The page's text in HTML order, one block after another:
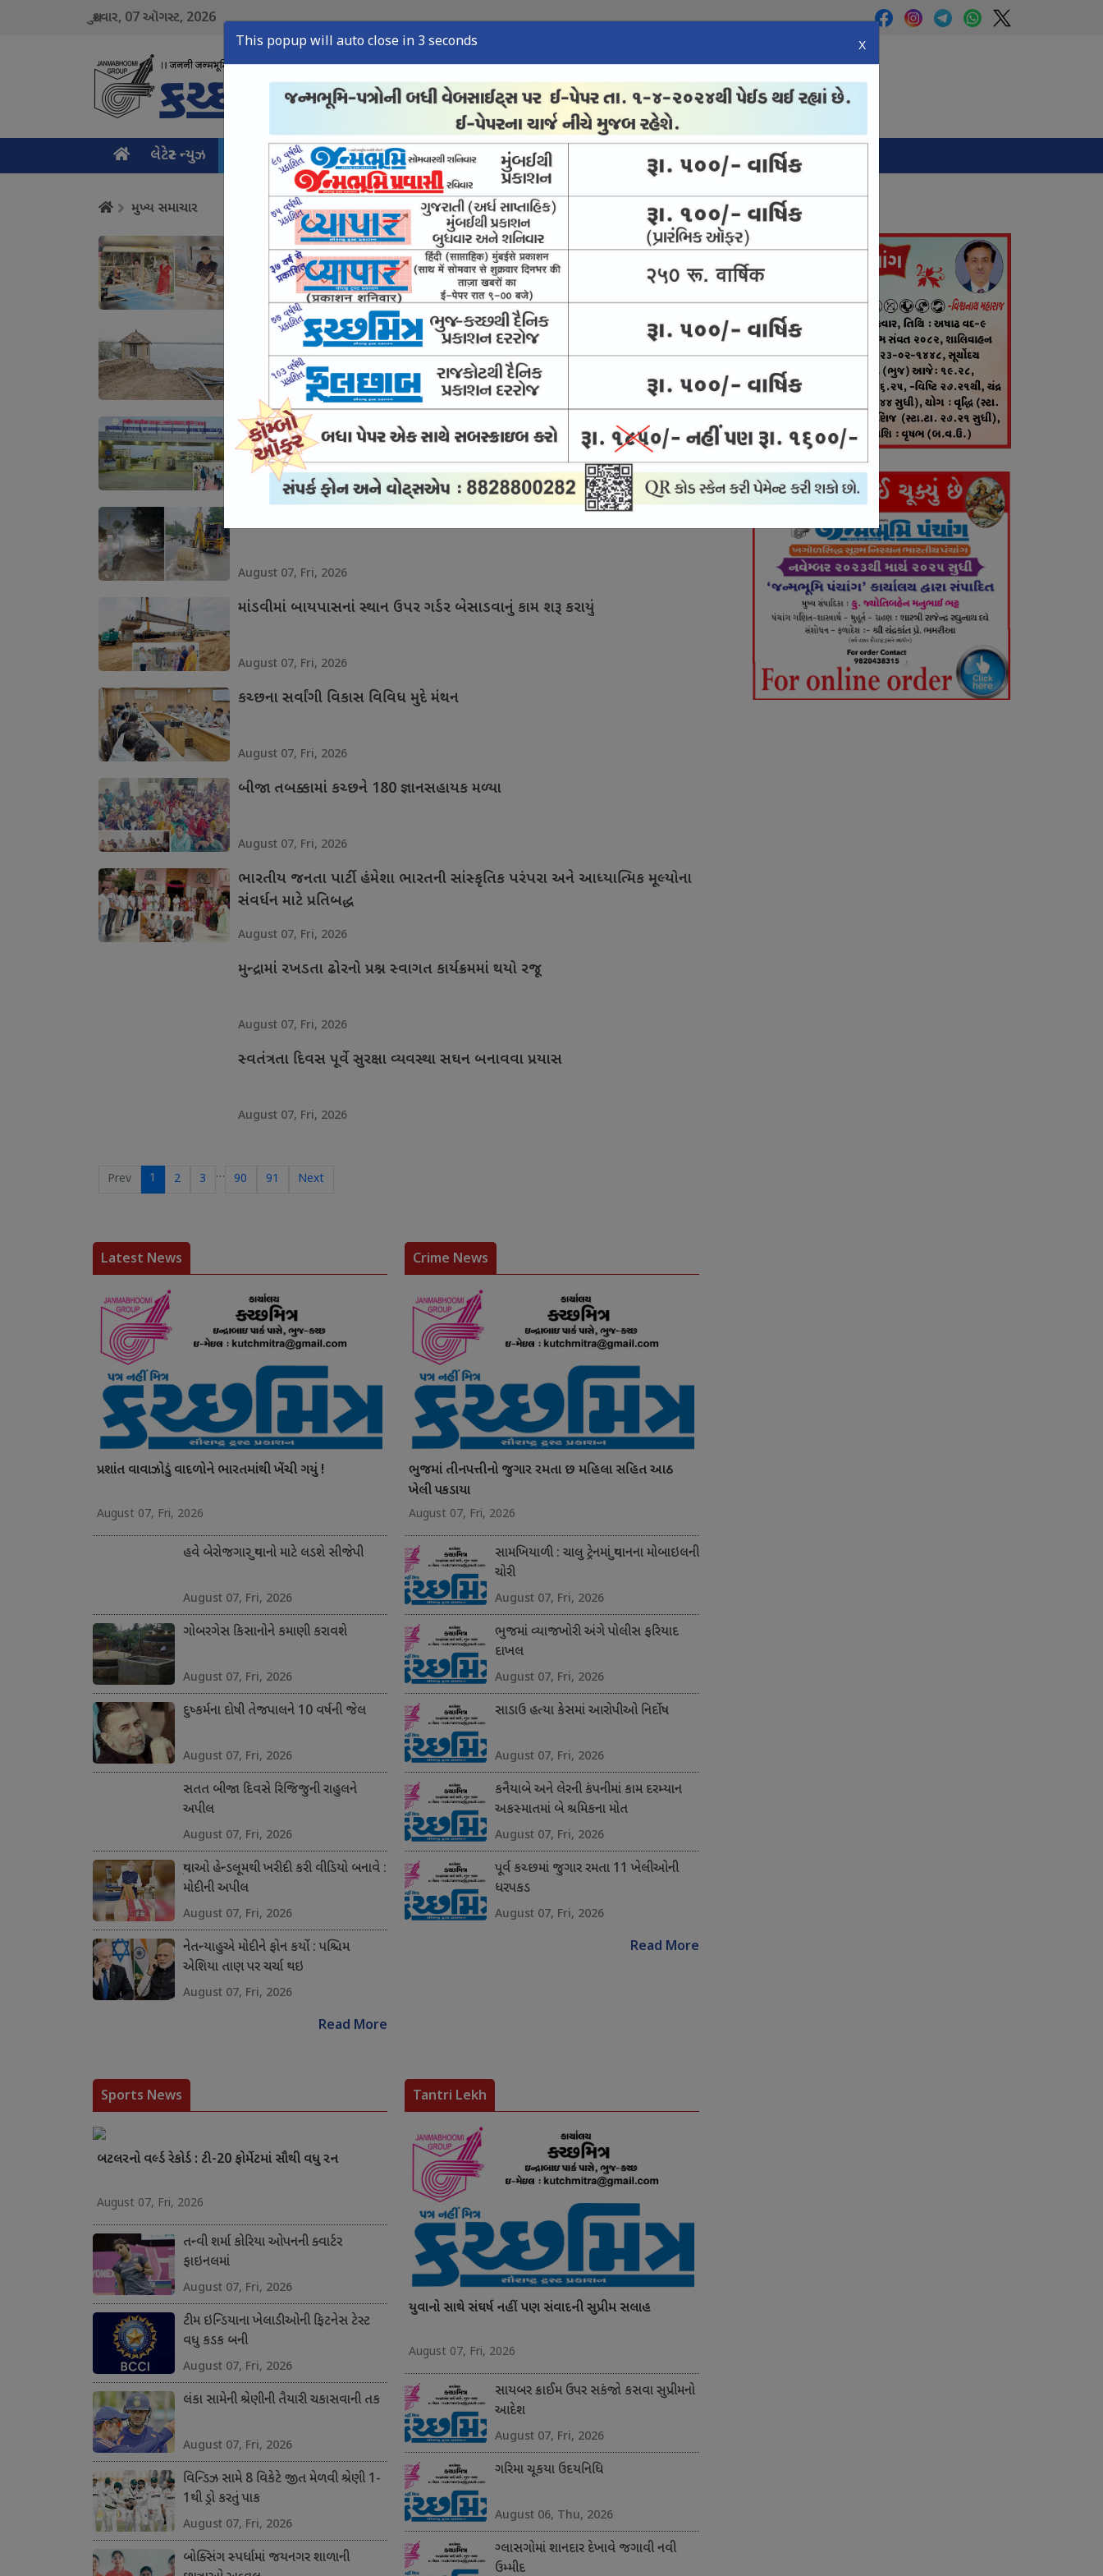
શુક્રવાર, 07ઑગસ્ટ, 2026
લેટેસ્ટ ન્યુઝ મુખ્ય સમાચાર ક્રાઇમ ન્યુઝ સ્પોર્ટ્સ ન્યુઝ તંત્રી લેખ ઈ-પેપર
This popup will auto close in 2 seconds X
મુખ્ય સમાચાર
કચ્છનું વણાટકામ એક વારસો અને જીવંત ઉદ્યોગ
August 07, Fri, 2026
શિણાય ડેમથી આદિપુરને પીવાનું પાણી આપવાની યોજના નિષ્ફળ
August 07, Fri, 2026
માનસિક સ્વાસ્થ્યની સારવાર માટે દેશને મળશે કુશળ માનવબળ
August 07, Fri, 2026
ભુજના આઇકોનિક માર્ગના બીજા તબક્કાનું કામ શરૂ થતાં આનંદો
August 07, Fri, 2026
માંડવીમાં બાયપાસનાં સ્થાન ઉપર ગર્ડર બેસાડવાનું કામ શરૂ કરાયું
August 07, Fri, 2026
કચ્છના સર્વાંગી વિકાસ વિવિધ મુદે મંથન
August 07, Fri, 2026
બીજા તબક્કામાં કચ્છને 180 જ્ઞાનસહાયક મળ્યા
August 07, Fri, 2026
ભારતીય જનતા પાર્ટી હંમેશા ભારતની સાંસ્કૃતિક પરંપરા અને આધ્યાત્મિક મૂલ્યોના
સંવર્ધન માટે પ્રતિબદ્ધ
August 07, Fri, 2026
મુન્દ્રામાં રખડતા ઢોરનો પ્રશ્ન સ્વાગત કાર્યક્રમમાં થયો રજૂ
August 07, Fri, 2026
સ્વતંત્રતા દિવસ પૂર્વે સુરક્ષા વ્યવસ્થા સઘન બનાવવા પ્રયાસ
August 07, Fri, 2026
Prev 1 2 3 … 90 91 Next
Panchang
Latest News
પ્રશાંત વાવાઝોડું વાદળોને ભારતમાંથી ખેંચી ગયું !
August 07, Fri, 2026
હવે બેરોજગાર યુવાનો માટે લડશે સીજેપી
August 07, Fri, 2026
ગોબરગેસ કિસાનોને કમાણી કરાવશે
August 07, Fri, 2026
દુષ્કર્મના દોષી તેજપાલને 10 વર્ષની જેલ
August 07, Fri, 2026
સતત બીજા દિવસે રિજિજુની રાહુલને
અપીલ
August 07, Fri, 2026
યુવાઓ હેન્ડલૂમથી ખરીદી કરી વીડિયો બનાવે :
મોદીની અપીલ
August 07, Fri, 2026
નેતન્યાહુએ મોદીને ફોન કર્યો : પશ્ચિમ
એશિયા તાણ પર ચર્ચા થઇ
August 07, Fri, 2026
Read More
Crime News
ભુજમાં તીનપત્તીનો જુગાર રમતા છ મહિલા સહિત આઠ
ખેલી પકડાયા
August 07, Fri, 2026
સામખિયાળી : ચાલુ ટ્રેનમાં યુવાનના મોબાઇલની
ચોરી
August 07, Fri, 2026
ભુજમાં વ્યાજખોરી અંગે પોલીસ ફરિયાદ
દાખલ
August 07, Fri, 2026
સાડાઉ હત્યા કેસમાં આરોપીઓ નિર્દોષ
August 07, Fri, 2026
કનૈયાબે અને લેરની કંપનીમાં કામ દરમ્યાન
અકસ્માતમાં બે શ્રમિકના મોત
August 07, Fri, 2026
પૂર્વ કચ્છમાં જુગાર રમતા 11 ખેલીઓની
ધરપકડ
August 07, Fri, 2026
Read More
Sports News
બટલરનો વર્લ્ડ રેકોર્ડ : ટી-20 ફોર્મેટમાં સૌથી વધુ રન
August 07, Fri, 2026
તન્વી શર્મા કોરિયા ઓપનની ક્વાર્ટર
ફાઇનલમાં
August 07, Fri, 2026
ટીમ ઇન્ડિયાના ખેલાડીઓની ફિટનેસ ટેસ્ટ
વધુ કડક બની
August 07, Fri, 2026
લંકા સામેની શ્રેણીની તૈયારી ચકાસવાની તક
August 07, Fri, 2026
વિન્ડિઝ સામે 8 વિકેટે જીત મેળવી શ્રેણી 1-
1થી ડ્રો કરતું પાક
August 07, Fri, 2026
બોક્સિંગ સ્પર્ધામાં જયનગર શાળાની
Tantri Lekh
યુવાનો સાથે સંઘર્ષ નહીં પણ સંવાદની સુપ્રીમ સલાહ
August 07, Fri, 2026
સાયબર ક્રાઈમ ઉપર સકંજો કસવા સુપ્રીમનો
આદેશ
August 07, Fri, 2026
ગરિમા ચૂકયા ઉદયનિધિ
August 06, Thu, 2026
ગ્લાસગોમાં શાનદાર દેખાવે જગાવી નવી
ઉમ્મીદ